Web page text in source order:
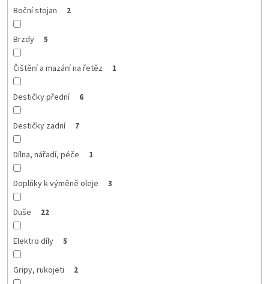
Boční stojan 2
Brzdy 5
Čištění a mazání na řetěz 1
Destičky přední 6
Destičky zadní 7
Dílna, nářadí, péče 1
Doplňky k výměně oleje 3
Duše 22
Elektro díly 5
Gripy, rukojeti 2